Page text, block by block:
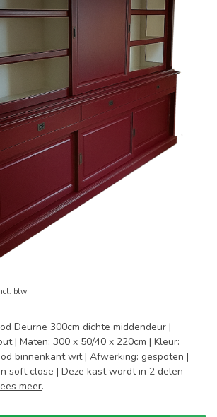
btw
Deurne 300cm dichte middendeur |
| Maten: 300 x 50/40 x 220cm | Kleur:
binnenkant wit | Afwerking: gespoten |
soft close | Deze kast wordt in 2 delen
meer.